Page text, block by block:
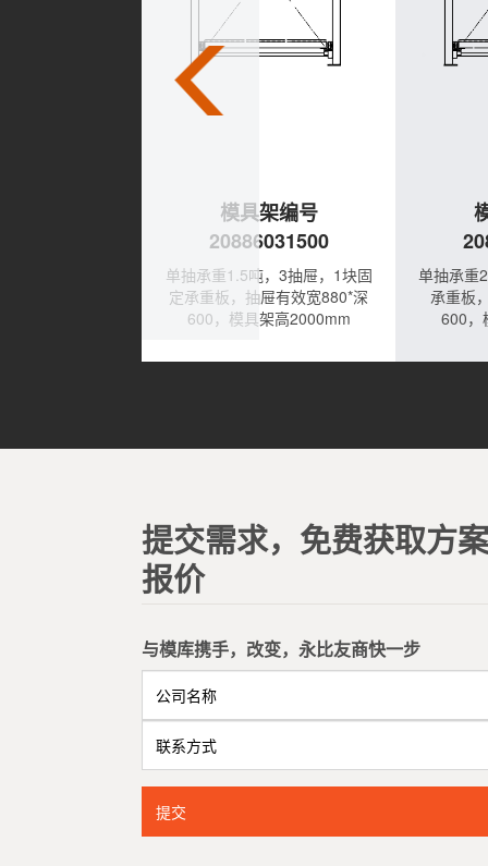
模具架编号
20886031500
单抽承重1.5吨，3抽屉，1块固
定承重板，抽屉有效宽880*深
600，模具架高2000mm
单抽承重
承重板
600，
提交需求，免费获取方案
报价
与模库携手，改变，永比友商快一步
提交